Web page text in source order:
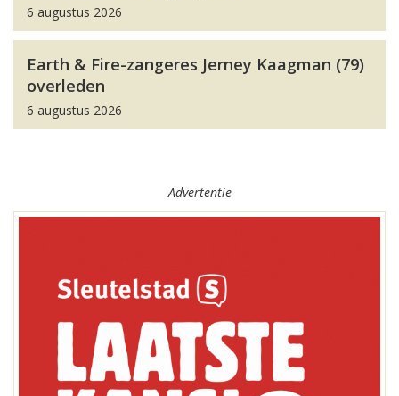
6 augustus 2026
Earth & Fire-zangeres Jerney Kaagman (79)
overleden
6 augustus 2026
Advertentie